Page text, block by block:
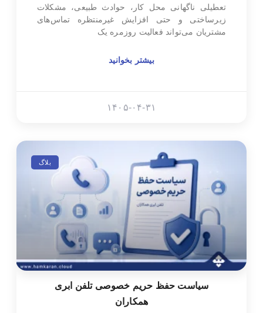
تعطیلی ناگهانی محل کار، حوادث طبیعی، مشکلات
زیرساختی و حتی افزایش غیرمنتظره تماس‌های
مشتریان می‌تواند فعالیت روزمره یک
بیشتر بخوانید
۱۴۰۵-۰۴-۳۱
بلاگ
سیاست حفظ حریم خصوصی تلفن ابری
همکاران